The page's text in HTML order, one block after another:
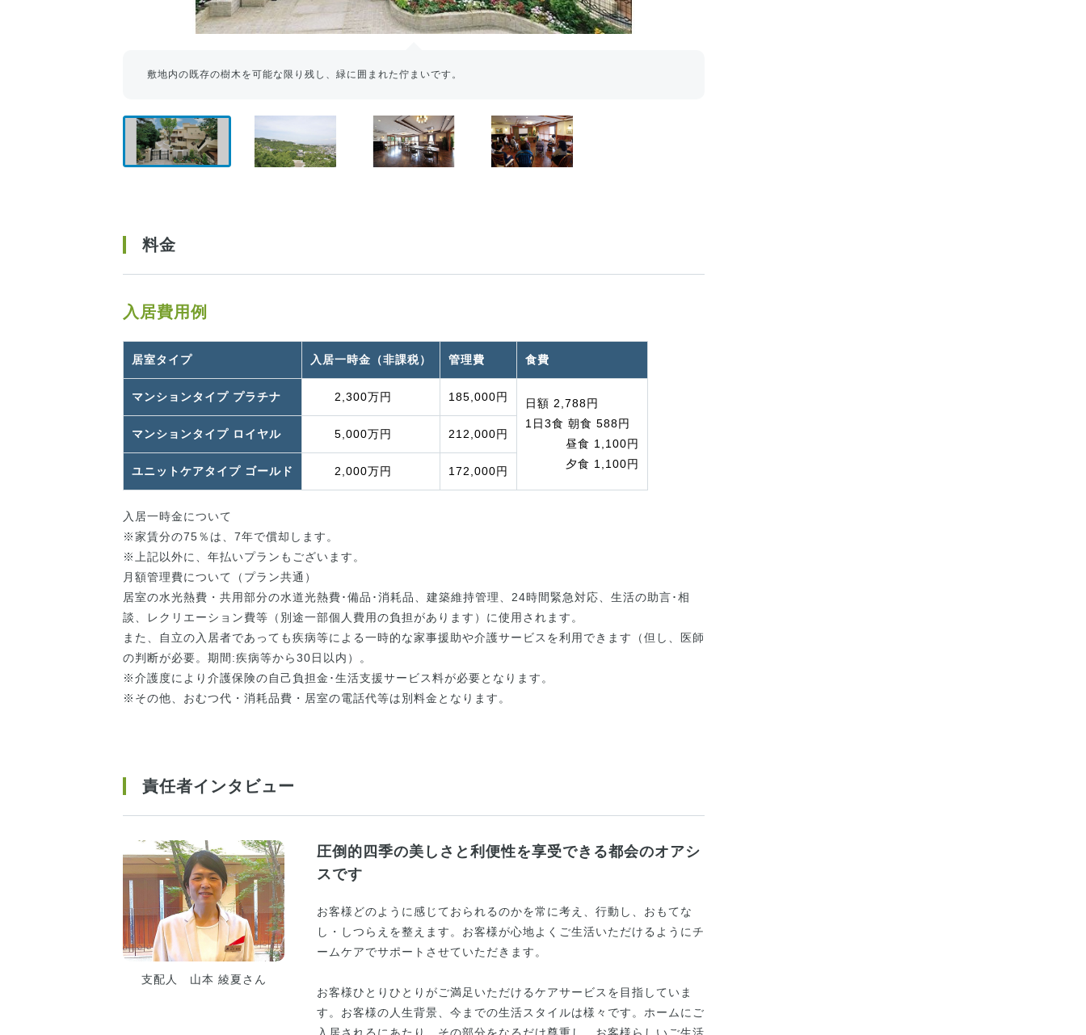
敷地内の既存の樹木を可能な限り残し、緑に囲まれた佇まいです。
料金
入居費用例
居室タイプ 入居一時金（非課税） 管理費 食費
マンションタイプ プラチナ 2,300万円 185,000円
日額 2,788円
1日3食 朝食 588円
昼食 1,100円
夕食 1,100円
マンションタイプ ロイヤル 5,000万円 212,000円
ユニットケアタイプ ゴールド 2,000万円 172,000円
入居一時金について
※家賃分の75％は、7年で償却します。
※上記以外に、年払いプランもございます。
月額管理費について（プラン共通）
居室の水光熱費・共用部分の水道光熱費･備品･消耗品、建築維持管理、24時間緊急対応、生活の助言･相
談、レクリエーション費等（別途一部個人費用の負担があります）に使用されます。
また、自立の入居者であっても疾病等による一時的な家事援助や介護サービスを利用できます（但し、医師
の判断が必要。期間:疾病等から30日以内）。
※介護度により介護保険の自己負担金･生活支援サービス料が必要となります。
※その他、おむつ代・消耗品費・居室の電話代等は別料金となります。
責任者インタビュー
支配人 山本 綾夏さん
圧倒的四季の美しさと利便性を享受できる都会のオアシ
スです
お客様どのように感じておられるのかを常に考え、行動し、おもてな
し・しつらえを整えます。お客様が心地よくご生活いただけるようにチ
ームケアでサポートさせていただきます。
お客様ひとりひとりがご満足いただけるケアサービスを目指していま
す。お客様の人生背景、今までの生活スタイルは様々です。ホームにご
入居されるにあたり、その部分をなるだけ尊重し、お客様らしいご生活